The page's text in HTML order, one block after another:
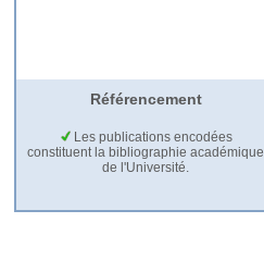
Référencement
Les publications encodées
constituent la bibliographie académique
de l'Université.